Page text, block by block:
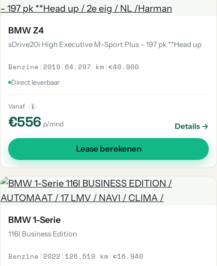
BMW Z4
sDrive20i High Executive M-Sport Plus - 197 pk **Head up
Benzine | 2019 | 64.297 km |€40.900
Direct leverbaar
Vanaf i
€556 p/mnd Details →
Lease berekenen
BMW 1-Serie
116I Business Edition
Benzine | 2022 | 126.519 km |€16.940